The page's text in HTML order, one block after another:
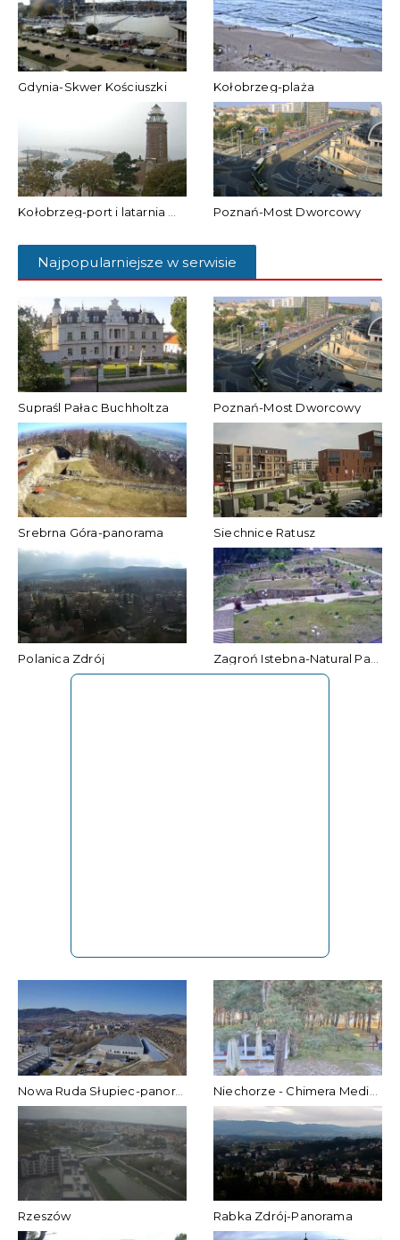
Gdynia-Skwer Kościuszki Kołobrzeg-plaża
Kołobrzeg-port i latarnia morska Poznań-Most Dworcowy
Najpopularniejsze w serwisie
Supraśl Pałac Buchholtza Poznań-Most Dworcowy
Srebrna Góra-panorama Siechnice Ratusz
Polanica Zdrój
Nowa Ruda Słupiec-panorama
Rzeszów Rabka Zdrój-Panorama